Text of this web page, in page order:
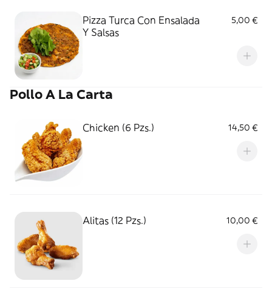
Pizza Turca Con Ensalada
Y Salsas
5,00 €
Pollo A La Carta
Chicken (6 Pzs.) 14,50 €
Alitas (12 Pzs.) 10,00 €